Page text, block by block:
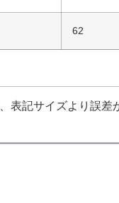
62
記サイズより誤差